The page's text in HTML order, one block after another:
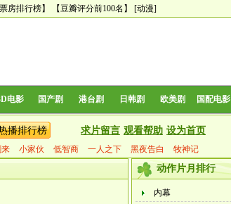
房排行榜】 【豆瓣评分前100名】 [动漫]
电影 国产剧 港台剧 日韩剧 欧美剧 国配电影
播排行榜 求片留言 观看帮助 设为首页
小家伙 低智商 一人之下 黑夜告白 牧神记
动作片月排行
内幕